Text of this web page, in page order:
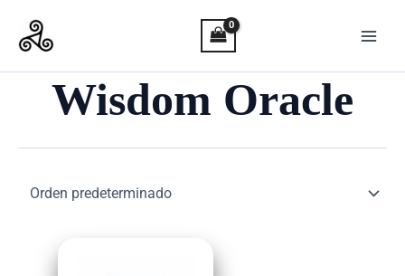
contenido
Wisdom Oracle